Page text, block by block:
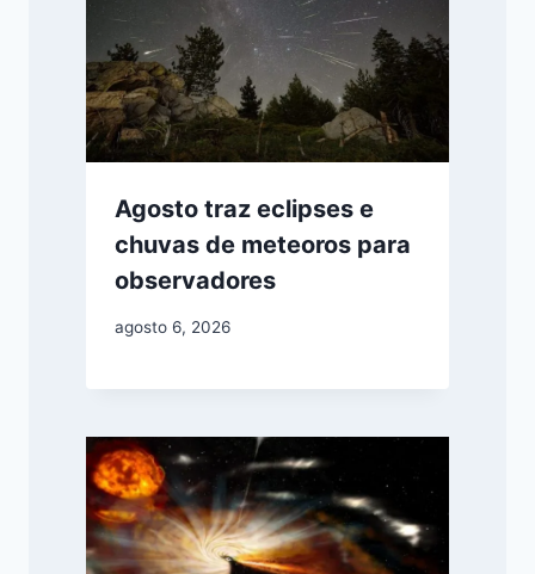
Agosto traz eclipses e
chuvas de meteoros para
observadores
agosto 6, 2026